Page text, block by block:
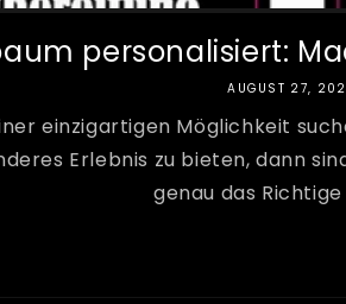
personalisiert:
AUGUST 27,
einzigartigen Möglichkeit
Erlebnis zu bieten, dann
genau das Richtige